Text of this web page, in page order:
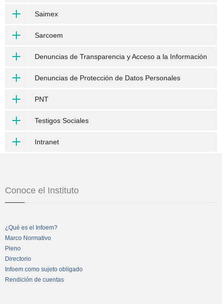
Saimex
Sarcoem
Denuncias de Transparencia y Acceso a la Información
Denuncias de Protección de Datos Personales
PNT
Testigos Sociales
Intranet
Conoce el Instituto
¿Qué es el Infoem?
Marco Normativo
Pleno
Directorio
Infoem como sujeto obligado
Rendición de cuentas